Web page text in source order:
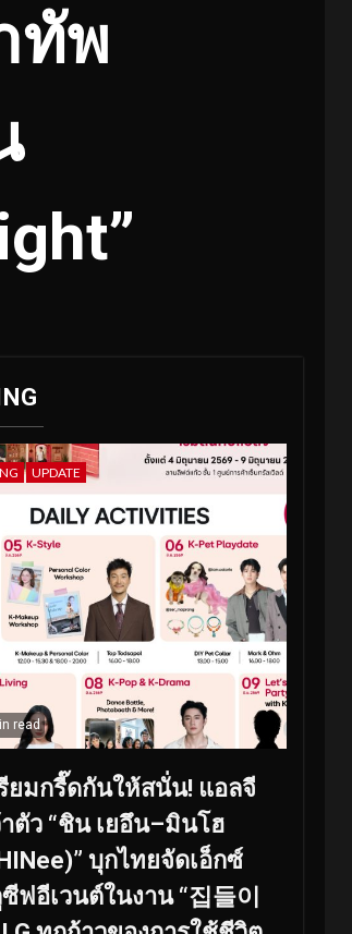
ทัพ
UPDATE
read
ยมกรี๊ดกันให้สนั่น! แอลจี
ตัว “ชิน เยอึน–มินโฮ
บุกไทยจัดเอ็กซ์
ฟอีเวนต์ในงาน “집들이